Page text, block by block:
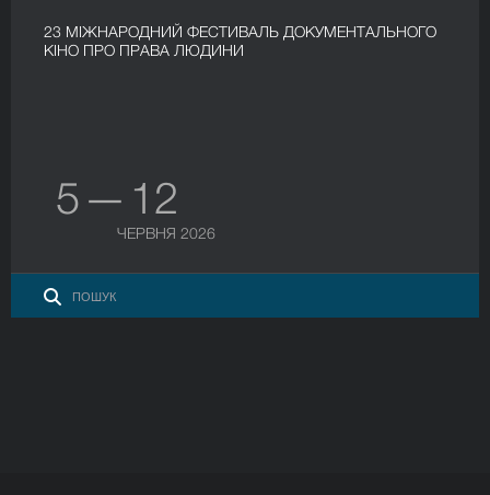
23 МІЖНАРОДНИЙ ФЕСТИВАЛЬ ДОКУМЕНТАЛЬНОГО
КІНО ПРО ПРАВА ЛЮДИНИ
5 — 12
ЧЕРВНЯ 2026